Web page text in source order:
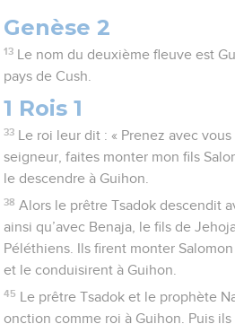
Genèse 2
13
Le nom du deuxième fleuve est
pays de Cush.
1 Rois 1
33
Le roi leur dit : « Prenez avec
seigneur, faites monter mon fils
le descendre à Guihon.
38 Alors le prêtre Tsadok descendit
ainsi qu’avec Benaja, le fils de
Péléthiens. Ils firent monter
et le conduisirent à Guihon.
45
Le prêtre Tsadok et le prophète
onction comme roi à Guihon. Puis